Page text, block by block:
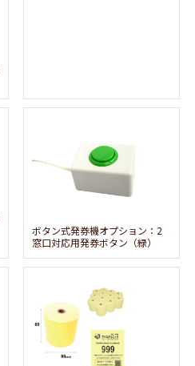
ボタン式発券機オプション：2
窓口対応用発券ボタン（緑）